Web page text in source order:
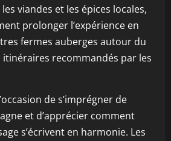
viandes et les épices locales,
prolonger l’expérience en
fermes auberges autour du
itinéraires recommandés par les
de s’imprégner de
et d’apprécier comment
s’écrivent en harmonie. Les